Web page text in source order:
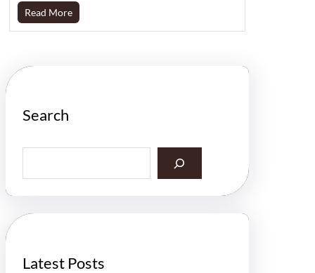
Read More
Search
a
h
Latest Posts